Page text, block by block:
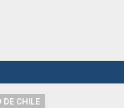
DE CHILE